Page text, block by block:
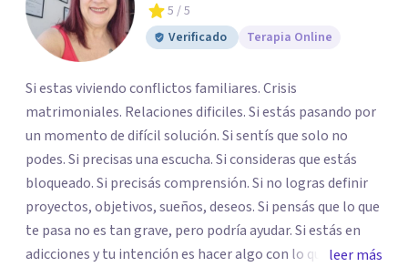
5 / 5
Verificado
Terapia Online
Si estas viviendo conflictos familiares. Crisis
matrimoniales. Relaciones dificiles. Si estás pasando por
un momento de difícil solución. Si sentís que solo no
podes. Si precisas una escucha. Si consideras que estás
bloqueado. Si precisás comprensión. Si no logras definir
proyectos, objetivos, sueños, deseos. Si pensás que lo que
te pasa no es tan grave, pero podría ayudar. Si estás en
adicciones y tu intención es hacer algo con lo que te está
leer más